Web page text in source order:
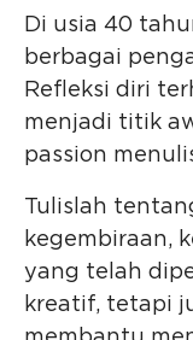
Di usia 40
berbagai
Refleksi diri
menjadi titik
passion
Tulislah
kegembiraan,
yang telah
kreatif, tetapi